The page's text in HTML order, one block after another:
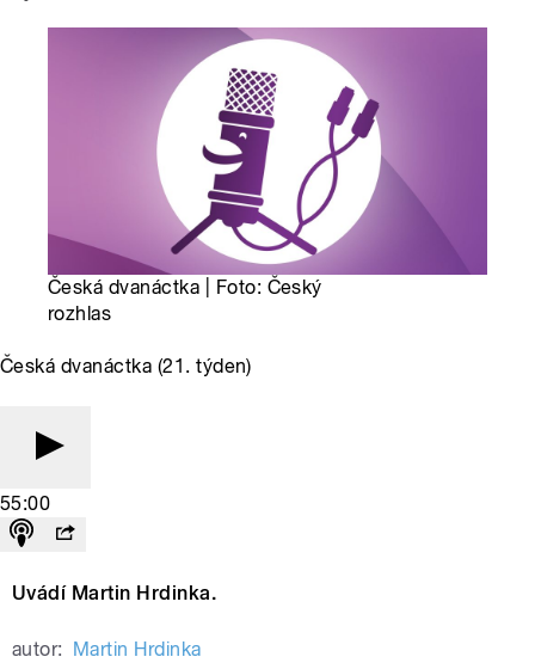
Česká dvanáctka | Foto: Český
rozhlas
Česká dvanáctka (21. týden)
55:00
Uvádí Martin Hrdinka.
autor: Martin Hrdinka